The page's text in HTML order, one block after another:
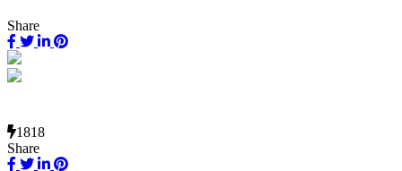
Share
1818
Share